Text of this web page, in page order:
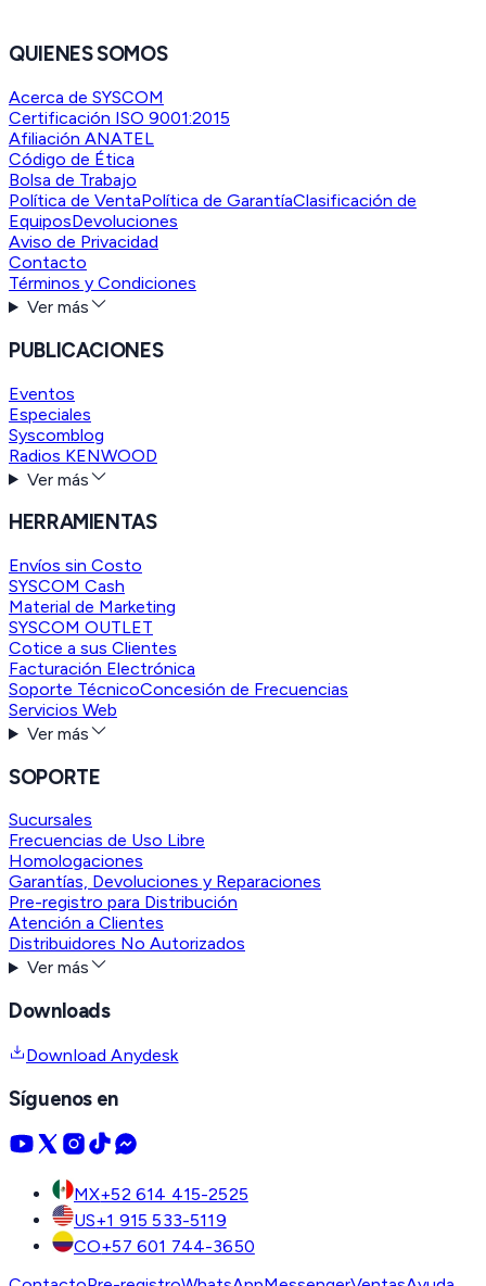
QUIENES SOMOS
Acerca de SYSCOM
Certificación ISO 9001:2015
Afiliación ANATEL
Código de Ética
Bolsa de Trabajo
Política de VentaPolítica de GarantíaClasificación de
EquiposDevoluciones
Aviso de Privacidad
Contacto
Términos y Condiciones
Ver más
PUBLICACIONES
Eventos
Especiales
Syscomblog
Radios KENWOOD
Ver más
HERRAMIENTAS
Envíos sin Costo
SYSCOM Cash
Material de Marketing
SYSCOM OUTLET
Cotice a sus Clientes
Facturación Electrónica
Soporte TécnicoConcesión de Frecuencias
Servicios Web
Ver más
SOPORTE
Sucursales
Frecuencias de Uso Libre
Homologaciones
Garantías, Devoluciones y Reparaciones
Pre-registro para Distribución
Atención a Clientes
Distribuidores No Autorizados
Ver más
Downloads
Download Anydesk
Síguenos en
MX+52 614 415-2525
US+1 915 533-5119
CO+57 601 744-3650